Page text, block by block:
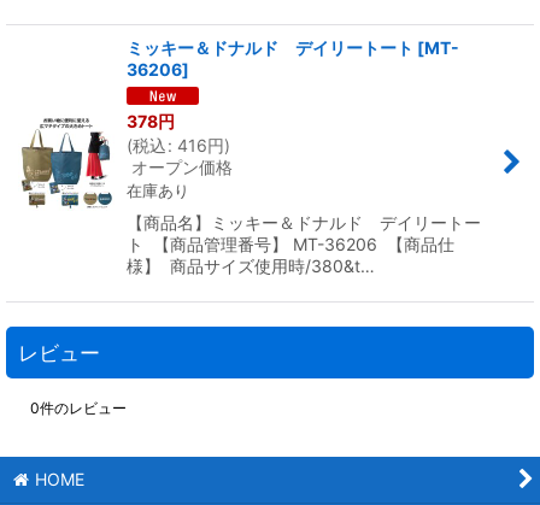
ミッキー＆ドナルド デイリートート [MT-
36206]
378円
(税込: 416円)
オープン価格
在庫あり
【商品名】ミッキー＆ドナルド デイリートー
ト 【商品管理番号】 MT-36206 【商品仕
様】 商品サイズ使用時/380&t…
レビュー
0件のレビュー
HOME